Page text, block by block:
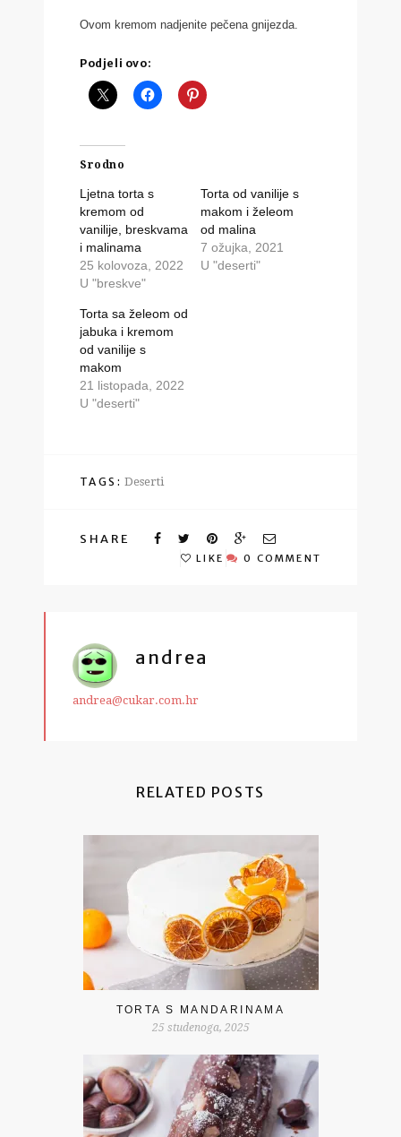
Ovom kremom nadjenite pečena gnijezda.
Podjeli ovo:
Srodno
Ljetna torta s
kremom od
vanilije, breskvama
i malinama
25 kolovoza, 2022
U "breskve"
Torta od vanilije s
makom i želeom
od malina
7 ožujka, 2021
U "deserti"
Torta sa želeom od
jabuka i kremom
od vanilije s
makom
21 listopada, 2022
U "deserti"
TAGS: Deserti
SHARE
LIKE 0 COMMENT
andrea
andrea@cukar.com.hr
RELATED POSTS
TORTA S MANDARINAMA
25 studenoga, 2025